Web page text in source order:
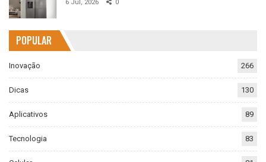
6 Jul, 2026 0
POPULAR
Inovação 266
Dicas 130
Aplicativos 89
Tecnologia 83